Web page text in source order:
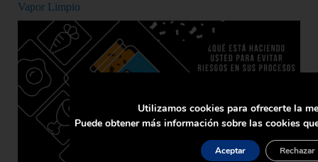
Vapor Limpio
Utilizamos cookies para ofrecerte la
Puede obtener más información sobre las cookies
Aceptar Rechazar